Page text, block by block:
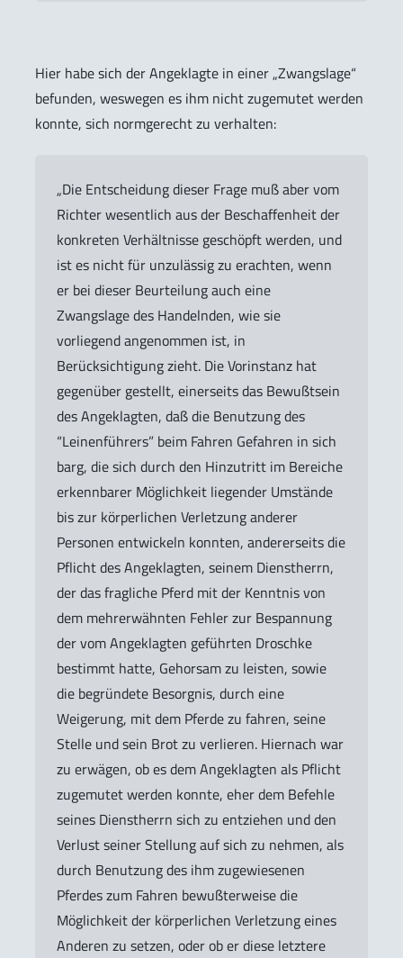
Hier habe sich der Angeklagte in einer „Zwangslage“
befunden, weswegen es ihm nicht zugemutet werden
konnte, sich normgerecht zu verhalten:
„Die Entscheidung dieser Frage muß aber vom
Richter wesentlich aus der Beschaffenheit der
konkreten Verhältnisse geschöpft werden, und
ist es nicht für unzulässig zu erachten, wenn
er bei dieser Beurteilung auch eine
Zwangslage des Handelnden, wie sie
vorliegend angenommen ist, in
Berücksichtigung zieht. Die Vorinstanz hat
gegenüber gestellt, einerseits das Bewußtsein
des Angeklagten, daß die Benutzung des
“Leinenführers” beim Fahren Gefahren in sich
barg, die sich durch den Hinzutritt im Bereiche
erkennbarer Möglichkeit liegender Umstände
bis zur körperlichen Verletzung anderer
Personen entwickeln konnten, andererseits die
Pflicht des Angeklagten, seinem Dienstherrn,
der das fragliche Pferd mit der Kenntnis von
dem mehrerwähnten Fehler zur Bespannung
der vom Angeklagten geführten Droschke
bestimmt hatte, Gehorsam zu leisten, sowie
die begründete Besorgnis, durch eine
Weigerung, mit dem Pferde zu fahren, seine
Stelle und sein Brot zu verlieren. Hiernach war
zu erwägen, ob es dem Angeklagten als Pflicht
zugemutet werden konnte, eher dem Befehle
seines Dienstherrn sich zu entziehen und den
Verlust seiner Stellung auf sich zu nehmen, als
durch Benutzung des ihm zugewiesenen
Pferdes zum Fahren bewußterweise die
Möglichkeit der körperlichen Verletzung eines
Anderen zu setzen, oder ob er diese letztere